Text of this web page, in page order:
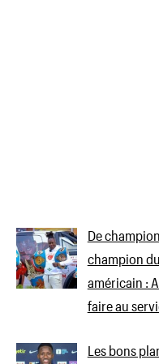
De
champion
américain :
faire au
Les bons